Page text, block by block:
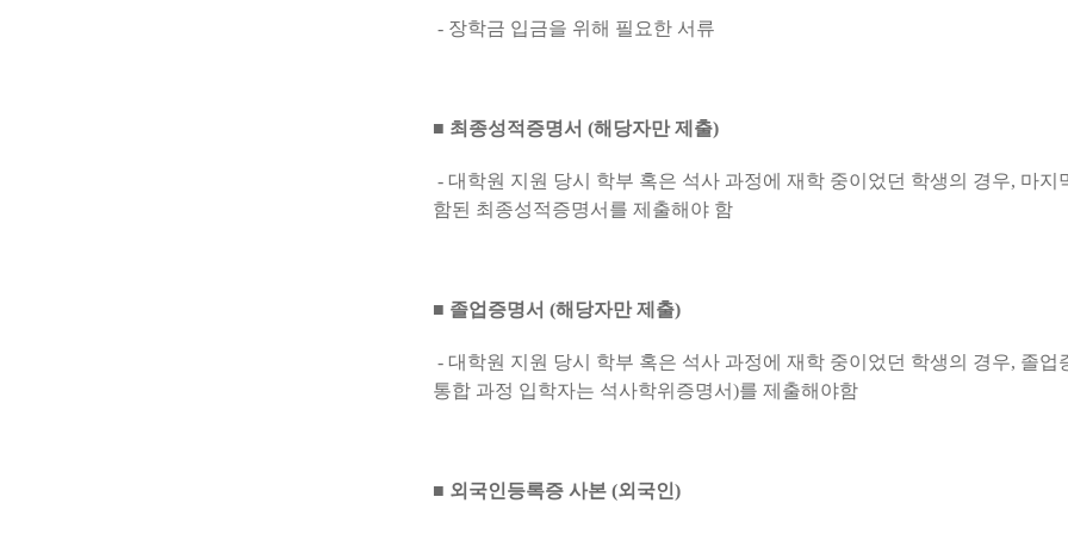
- 장학금 입금을 위해 필요한 서류
■ 최종성적증명서 (해당자만 제출)
- 대학원 지원 당시 학부 혹은 석사 과정에 재학 중이었던 학생의 경우, 마지
함된 최종성적증명서를 제출해야 함
■ 졸업증명서 (해당자만 제출)
- 대학원 지원 당시 학부 혹은 석사 과정에 재학 중이었던 학생의 경우, 졸업
통합 과정 입학자는 석사학위증명서)를 제출해야함
■ 외국인등록증 사본 (외국인)